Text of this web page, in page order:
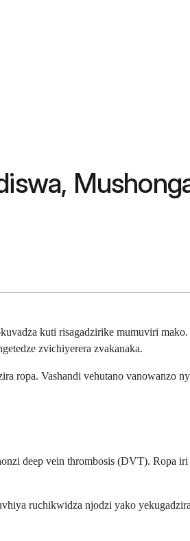
kuti risagadzirike mumuviri mako.
zvichiyerera zvakanaka.
ropa. Vashandi vehutano vanowanzo
deep vein thrombosis (DVT). Ropa
ruchikwidza njodzi yako